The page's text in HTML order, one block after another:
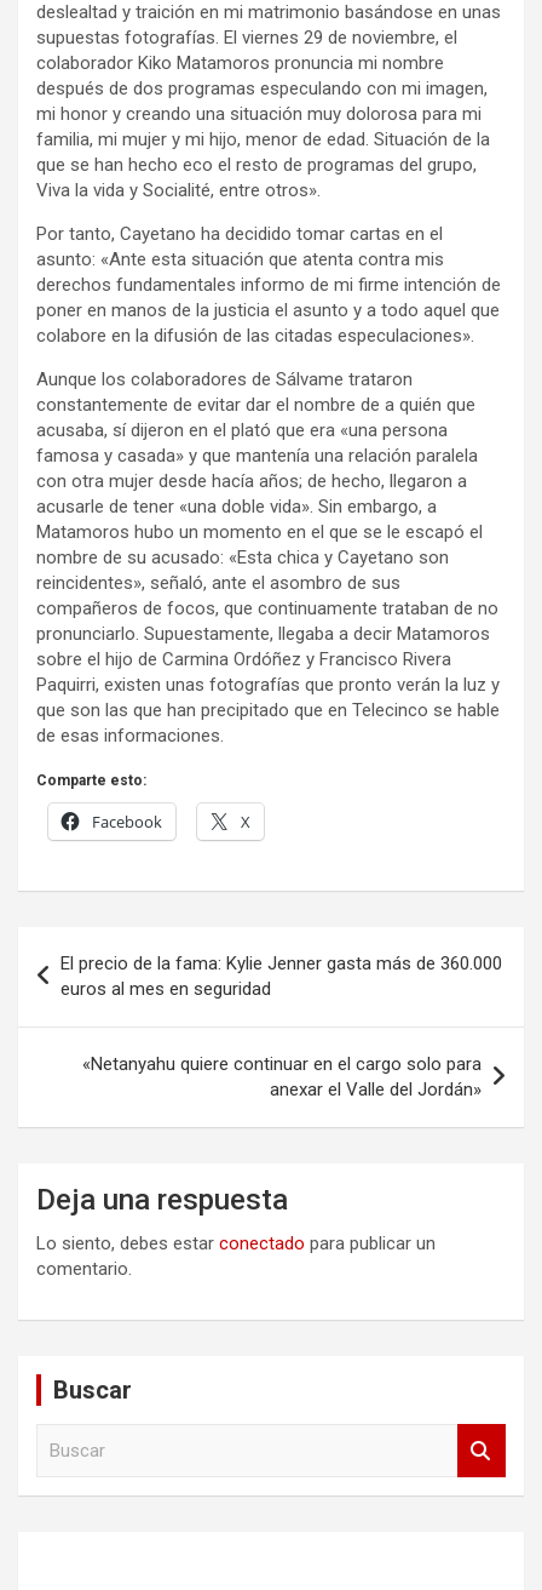
deslealtad y traición en mi matrimonio basándose en unas
supuestas fotografías. El viernes 29 de noviembre, el
colaborador Kiko Matamoros pronuncia mi nombre
después de dos programas especulando con mi imagen,
mi honor y creando una situación muy dolorosa para mi
familia, mi mujer y mi hijo, menor de edad. Situación de la
que se han hecho eco el resto de programas del grupo,
Viva la vida y Socialité, entre otros».
Por tanto, Cayetano ha decidido tomar cartas en el
asunto: «Ante esta situación que atenta contra mis
derechos fundamentales informo de mi firme intención de
poner en manos de la justicia el asunto y a todo aquel que
colabore en la difusión de las citadas especulaciones».
Aunque los colaboradores de Sálvame trataron
constantemente de evitar dar el nombre de a quién que
acusaba, sí dijeron en el plató que era «una persona
famosa y casada» y que mantenía una relación paralela
con otra mujer desde hacía años; de hecho, llegaron a
acusarle de tener «una doble vida». Sin embargo, a
Matamoros hubo un momento en el que se le escapó el
nombre de su acusado: «Esta chica y Cayetano son
reincidentes», señaló, ante el asombro de sus
compañeros de focos, que continuamente trataban de no
pronunciarlo. Supuestamente, llegaba a decir Matamoros
sobre el hijo de Carmina Ordóñez y Francisco Rivera
Paquirri, existen unas fotografías que pronto verán la luz y
que son las que han precipitado que en Telecinco se hable
de esas informaciones.
Comparte esto:
Facebook X
de
entradas
El precio de la fama: Kylie Jenner gasta más de 360.000
euros al mes en seguridad
«Netanyahu quiere continuar en el cargo solo para
anexar el Valle del Jordán»
Deja una respuesta
Lo siento, debes estar conectado para publicar un
comentario.
Buscar